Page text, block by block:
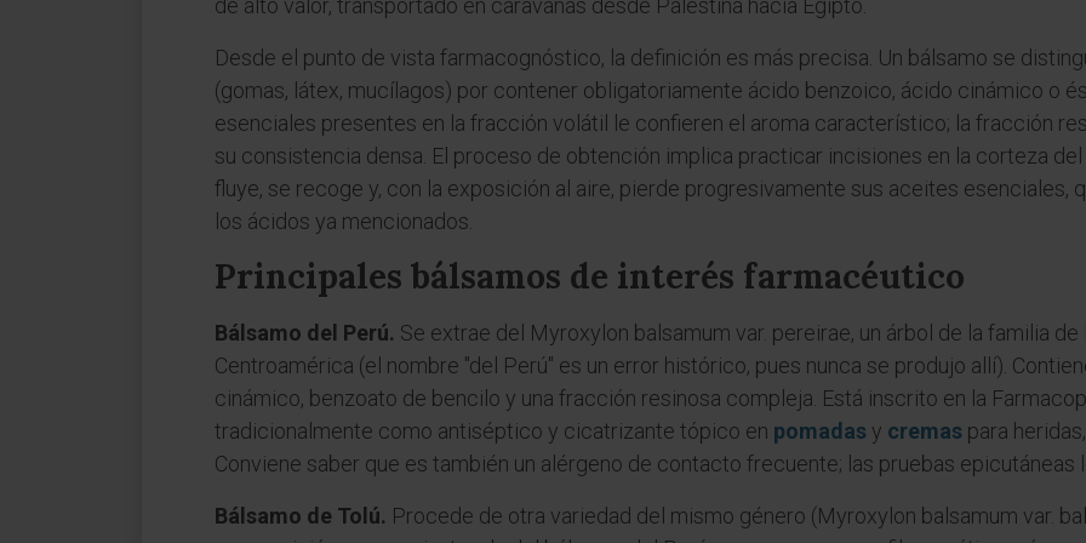
de alto valor, transportado en caravanas desde Palestina hacia Egipto.
Desde el punto de vista farmacognóstico, la definición es más precisa. Un bálsamo se
(gomas, látex, mucílagos) por contener obligatoriamente ácido benzoico, ácido cinámico o
esenciales presentes en la fracción volátil le confieren el aroma característico; la fracción
su consistencia densa. El proceso de obtención implica practicar incisiones en la corteza
fluye, se recoge y, con la exposición al aire, pierde progresivamente sus aceites esenciales,
los ácidos ya mencionados.
Principales bálsamos de interés farmacéutico
Bálsamo del Perú. Se extrae del Myroxylon balsamum var. pereirae, un árbol de la familia
Centroamérica (el nombre "del Perú" es un error histórico, pues nunca se produjo allí).
cinámico, benzoato de bencilo y una fracción resinosa compleja. Está inscrito en la
tradicionalmente como antiséptico y cicatrizante tópico en pomadasy cremas para
Conviene saber que es también un alérgeno de contacto frecuente; las pruebas epicutáneas
Bálsamo de Tolú. Procede de otra variedad del mismo género (Myroxylon balsamum var.